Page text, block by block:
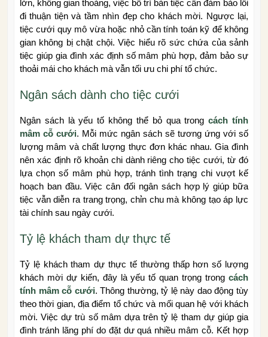
lớn, không gian thoáng, việc bố trí bàn tiệc cần đảm bảo lối
đi thuận tiện và tầm nhìn đẹp cho khách mời. Ngược lại,
tiệc cưới quy mô vừa hoặc nhỏ cần tính toán kỹ để không
gian không bị chật chội. Việc hiểu rõ sức chứa của sảnh
tiệc giúp gia đình xác định số mâm phù hợp, đảm bảo sự
thoải mái cho khách mà vẫn tối ưu chi phí tổ chức.
Ngân sách dành cho tiệc cưới
Ngân sách là yếu tố không thể bỏ qua trongcách tính
mâm cỗ cưới. Mỗi mức ngân sách sẽ tương ứng với số
lượng mâm và chất lượng thực đơn khác nhau. Gia đình
nên xác định rõ khoản chi dành riêng cho tiệc cưới, từ đó
lựa chọn số mâm phù hợp, tránh tình trạng chi vượt kế
hoạch ban đầu. Việc cân đối ngân sách hợp lý giúp bữa
tiệc vẫn diễn ra trang trọng, chỉn chu mà không tạo áp lực
tài chính sau ngày cưới.
Tỷ lệ khách tham dự thực tế
Tỷ lệ khách tham dự thực tế thường thấp hơn số lượng
khách mời dự kiến, đây là yếu tố quan trọng trong cách
tính mâm cỗ cưới. Thông thường, tỷ lệ này dao động tùy
theo thời gian, địa điểm tổ chức và mối quan hệ với khách
mời. Việc dự trù số mâm dựa trên tỷ lệ tham dự giúp gia
đình tránh lãng phí do đặt dư quá nhiều mâm cỗ. Kết hợp